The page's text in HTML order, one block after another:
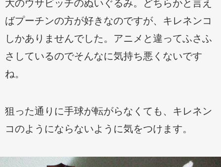
大のウサビッチのぬいぐるみ。どちらかと言え
ばプーチンの方が好きなのですが、キレネンコ
しかありませんでした。アニメと違ってふさふ
さしているのでそんなに気持ち悪くないです
ね。
狙った通りに手球が転がらなくても、キレネン
コのようにならないように気をつけます。